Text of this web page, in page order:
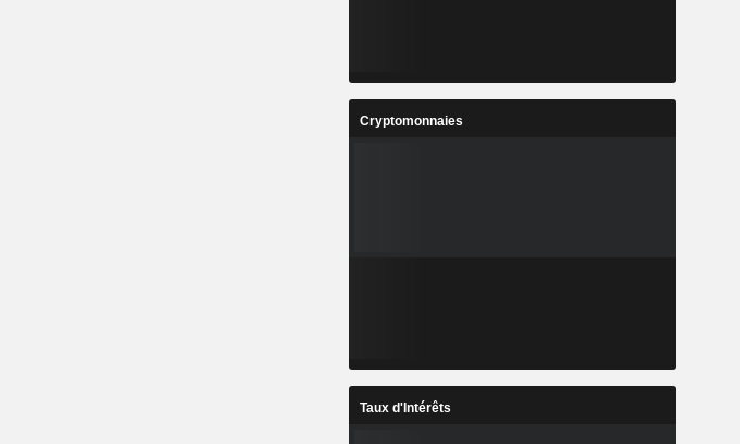
Cryptomonnaies
Taux d'Intérêts